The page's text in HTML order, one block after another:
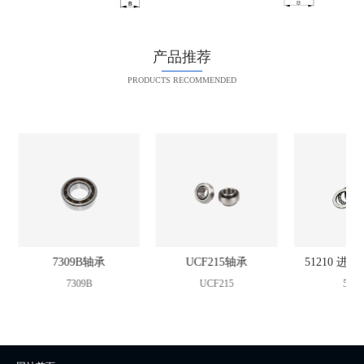
产品推荐
PRODUCTS RECOMMENDED
7309B轴承
7309B
UCF215轴承
UCF215
51210 进口